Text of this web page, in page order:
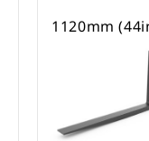
1120mm